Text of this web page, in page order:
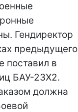
Гендиректор
предыдущего
поставил в
БАУ-23Х2.
должна